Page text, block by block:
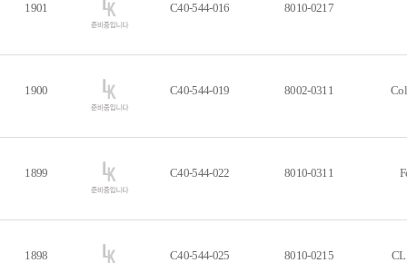
1901 C40-544-016 8010-0217
1900 C40-544-019 8002-0311
1899 C40-544-022 8010-0311
1898 C40-544-025 8010-0215 CL